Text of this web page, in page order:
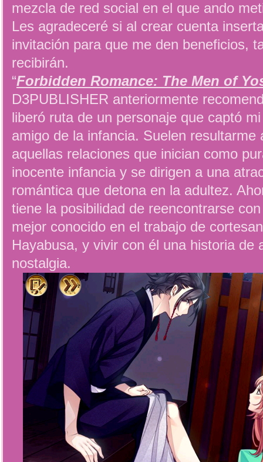
mezcla de red social en el que ando
Les agradeceré si al crear cuenta
invitación para que me den beneficios,
recibirán.
“Forbidden Romance: The Men of
D3PUBLISHER anteriormente
liberó ruta de un personaje que captó
amigo de la infancia. Suelen resultarme
aquellas relaciones que inician como
inocente infancia y se dirigen a una
romántica que detona en la adultez.
tiene la posibilidad de reencontrarse
mejor conocido en el trabajo de
Hayabusa, y vivir con él una historia de
nostalgia.